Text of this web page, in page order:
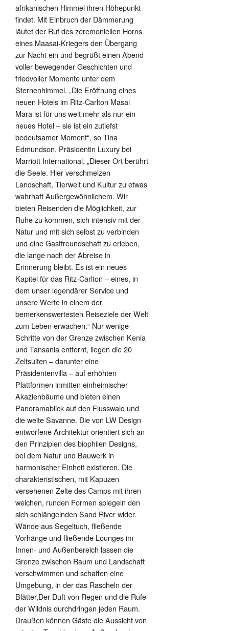
afrikanischen Himmel ihren Höhepunkt
findet. Mit Einbruch der Dämmerung
läutet der Ruf des zeremoniellen Horns
eines Maasai-Kriegers den Übergang
zur Nacht ein und begrüßt einen Abend
voller bewegender Geschichten und
friedvoller Momente unter dem
Sternenhimmel. „Die Eröffnung eines
neuen Hotels im Ritz-Carlton Masai
Mara ist für uns weit mehr als nur ein
neues Hotel – sie ist ein zutiefst
bedeutsamer Moment“, so Tina
Edmundson, Präsidentin Luxury bei
Marriott International. „Dieser Ort berührt
die Seele. Hier verschmelzen
Landschaft, Tierwelt und Kultur zu etwas
wahrhaft Außergewöhnlichem. Wir
bieten Reisenden die Möglichkeit, zur
Ruhe zu kommen, sich intensiv mit der
Natur und mit sich selbst zu verbinden
und eine Gastfreundschaft zu erleben,
die lange nach der Abreise in
Erinnerung bleibt. Es ist ein neues
Kapitel für das Ritz-Carlton – eines, in
dem unser legendärer Service und
unsere Werte in einem der
bemerkenswertesten Reiseziele der Welt
zum Leben erwachen.“ Nur wenige
Schritte von der Grenze zwischen Kenia
und Tansania entfernt, liegen die 20
Zeltsuiten – darunter eine
Präsidentenvilla – auf erhöhten
Plattformen inmitten einheimischer
Akazienbäume und bieten einen
Panoramablick auf den Flusswald und
die weite Savanne. Die von LW Design
entworfene Architektur orientiert sich an
den Prinzipien des biophilen Designs,
bei dem Natur und Bauwerk in
harmonischer Einheit existieren. Die
charakteristischen, mit Kapuzen
versehenen Zelte des Camps mit ihren
weichen, runden Formen spiegeln den
sich schlängelnden Sand River wider.
Wände aus Segeltuch, fließende
Vorhänge und fließende Lounges im
Innen- und Außenbereich lassen die
Grenze zwischen Raum und Landschaft
verschwimmen und schaffen eine
Umgebung, in der das Rascheln der
Blätter,Der Duft von Regen und die Rufe
der Wildnis durchdringen jeden Raum.
Draußen können Gäste die Aussicht von